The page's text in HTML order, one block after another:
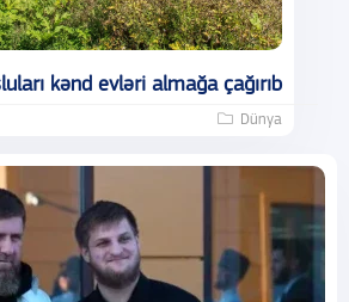
kənd evləri almağa çağırıb
Dünya